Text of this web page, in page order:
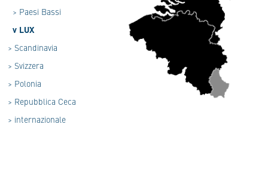
> Paesi Bassi
v LUX
> Scandinavia
> Svizzera
> Polonia
> Repubblica Ceca
> internazionale